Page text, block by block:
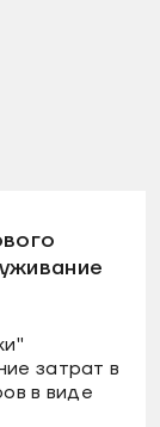
затрат в
в виде